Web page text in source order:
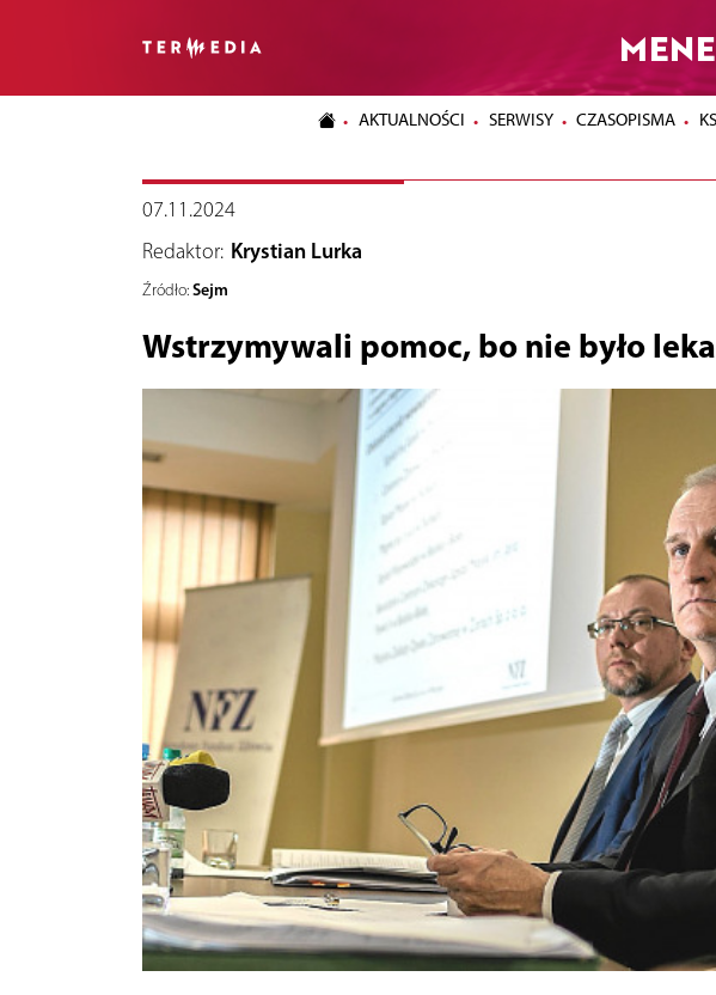
AKTUALNOŚCI SERWISY CZASOPISMA
07.11.2024
Redaktor: Krystian Lurka
Źródło: Sejm
Wstrzymywali pomoc, bo nie było